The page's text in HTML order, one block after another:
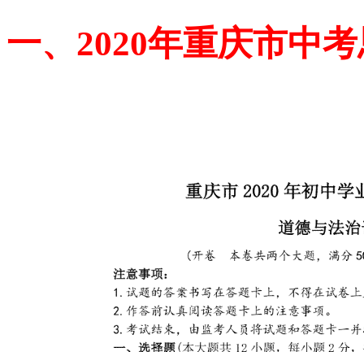
一、2020年重庆市中